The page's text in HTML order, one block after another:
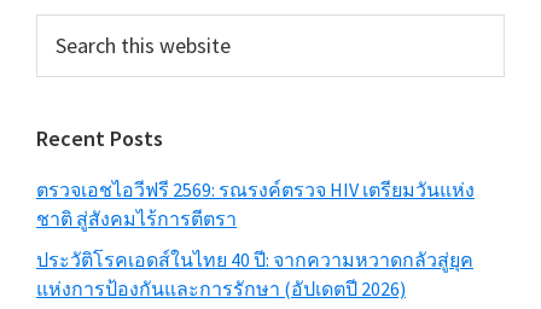
this
website
Recent Posts
ตรวจเอชไอวีฟรี 2569: รณรงค์ตรวจ HIV เตรียมวันแห่ง
ชาติ สู่สังคมไร้การตีตรา
ประวัติโรคเอดส์ในไทย 40 ปี: จากความหวาดกลัวสู่ยุค
แห่งการป้องกันและการรักษา (อัปเดตปี 2026)